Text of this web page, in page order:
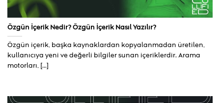
Özgün İçerik Nedir? Özgün İçerik Nasıl Yazılır?
Özgün içerik, başka kaynaklardan kopyalanmadan üretilen,
kullanıcıya yeni ve değerli bilgiler sunan içeriklerdir. Arama
motorları, [...]